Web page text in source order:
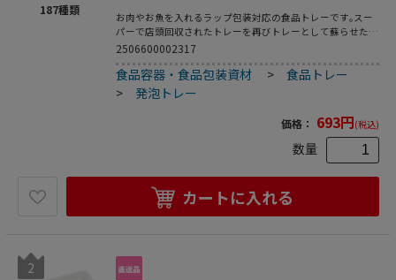
187種類
お肉やお魚を入れるラップ包装対応の食品トレーです｡スー
パーで店頭回収されたトレーを再びトレーとして蘇らせたリ
サイクルトレーです｡●電子レンジ使用不可●オーブン使用
不可●耐熱温度:80℃●入数:100枚
2506600002317
食品容器・食品包装資材 >食品トレー
> 発泡トレー
価格： 693円(税込)
数量
カートに入れる
2